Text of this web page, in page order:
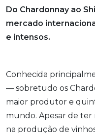
Do Chardonnay ao
mercado
e intensos.
Conhecida
— sobretudo os
maior produtor e
mundo. Apesar de ter
na produção de